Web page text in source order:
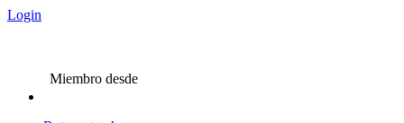
Login
Miembro desde